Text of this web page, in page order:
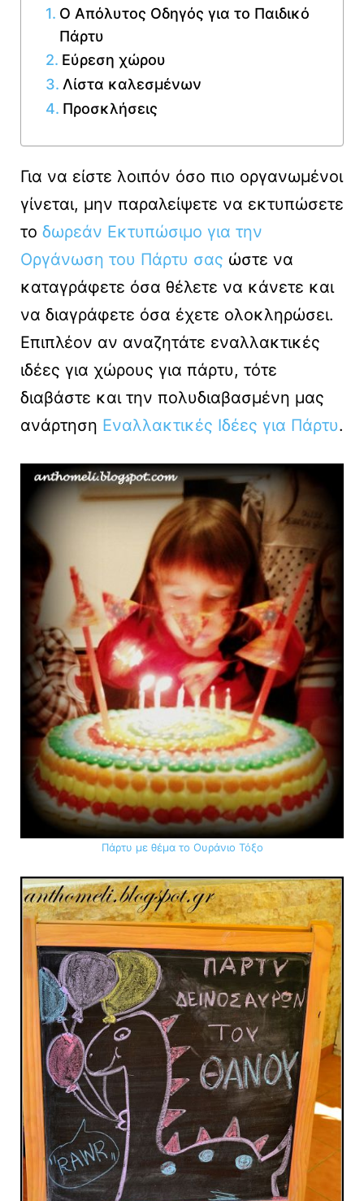
Ο Απόλυτος Οδηγός για το Παιδικό
Πάρτυ
Εύρεση χώρου
Λίστα καλεσμένων
Προσκλήσεις
Για να είστε λοιπόν όσο πιο οργανωμένοι
γίνεται, μην παραλείψετε να εκτυπώσετε
το δωρεάν Εκτυπώσιμο για την
Οργάνωση του Πάρτυ σας ώστε να
καταγράφετε όσα θέλετε να κάνετε και
να διαγράφετε όσα έχετε ολοκληρώσει.
Επιπλέον αν αναζητάτε εναλλακτικές
ιδέες για χώρους για πάρτυ, τότε
διαβάστε και την πολυδιαβασμένη μας
ανάρτηση Εναλλακτικές Ιδέες για Πάρτυ.
Πάρτυ με θέμα το Ουράνιο Τόξο